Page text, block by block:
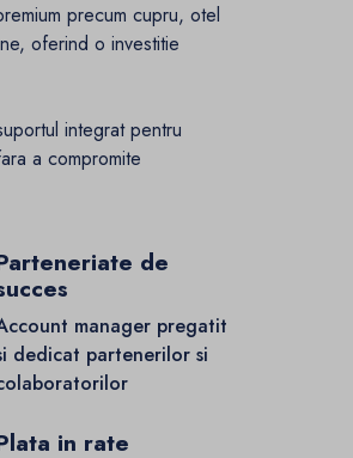
precum cupru, otel
oferind o investitie
integrat pentru
a compromite
de
manager pregatit
dedicat partenerilor si
in rate